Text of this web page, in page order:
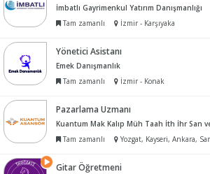
İmbatlı Gayrimenkul Yatırım Danışmanlığı
Tam zamanlı
İzmir - Karşıyaka
Yönetici Asistanı
Emek Danışmanlık
Tam zamanlı
İzmir - Konak
Pazarlama Uzmanı
Tam zamanlı
Yozgat, Kayseri, Ankara,
Gitar Öğretmeni